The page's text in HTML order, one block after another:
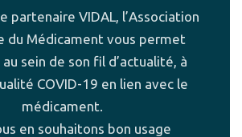
partenaire VIDAL, l’Association
du Médicament vous permet
au sein de son fil d’actualité, à
COVID-19 en lien avec le
médicament.
en souhaitons bon usage